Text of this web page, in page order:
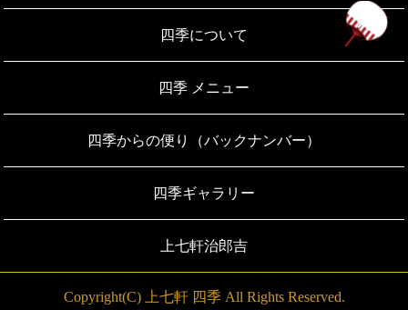
四季について
四季 メニュー
四季からの便り（バックナンバー）
四季ギャラリー
上七軒治郎吉
Copyright(C) 上七軒 四季 All Rights Reserved.
ペ